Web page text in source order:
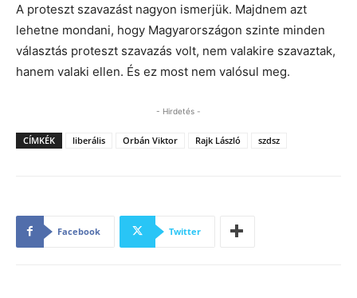
A proteszt szavazást nagyon ismerjük. Majdnem azt
lehetne mondani, hogy Magyarországon szinte minden
választás proteszt szavazás volt, nem valakire szavaztak,
hanem valaki ellen. És ez most nem valósul meg.
- Hirdetés -
CÍMKÉK liberális Orbán Viktor Rajk László szdsz
Facebook Twitter